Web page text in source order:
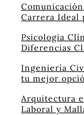
Carrera Ideal
Psicología
Diferencias
Ingeniería
tu mejor
Arquitectura
Laboral y